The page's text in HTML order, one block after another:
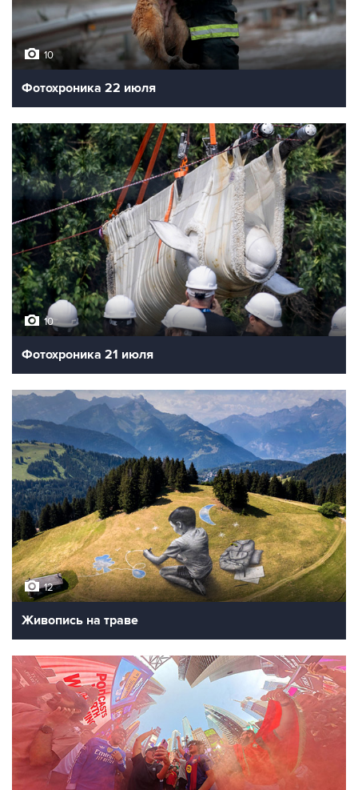
10
Фотохроника 22 июля
10
Фотохроника 21 июля
12
Живопись на траве